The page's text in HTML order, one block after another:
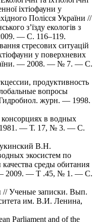
іхтіофауни у
Полісся України //
з’їзду екологів з
— С. 116–119.
стресових ситуацій
у поверхневих
— 2008. — № 7. — С.
продуктивность
вопросы
Гидробиол. журн. — 1998.
в водных
1981. — Т. 17, № 3. — С.
В.Н.
экосистем по
среды обитания
— 2009. — Т .45, № 1. — С.
Ученые записки. Вып.
им. В.И. Ленина,
Parliament and of the